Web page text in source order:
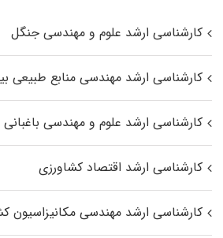
کارشناسی ارشد علوم و مهندسی جنگل
کارشناسی ارشد مهندسی منابع طبیعی
کارشناسی ارشد علوم و مهندسی باغبانی
کارشناسی ارشد اقتصاد کشاورزی
کارشناسی ارشد مهندسی مکانیزاسیون